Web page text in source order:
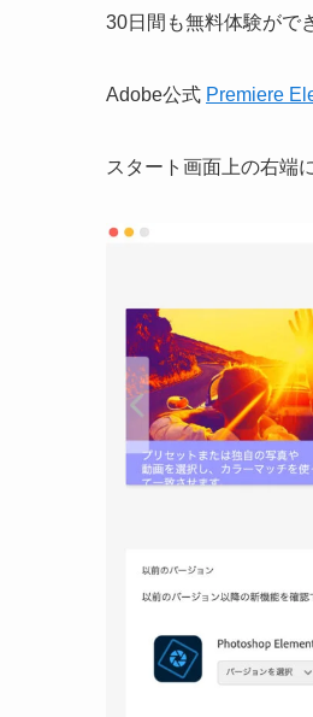
30日間も無料体験がで
Adobe公式 Premiere
スタート画面上の右端